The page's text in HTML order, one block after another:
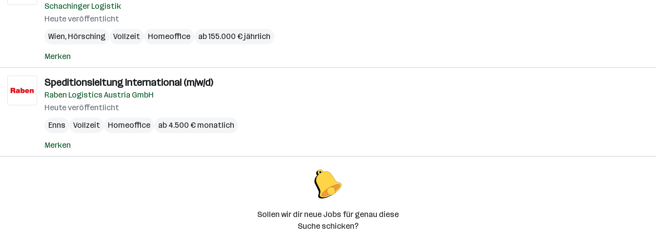
Schachinger Logistik
Heute veröffentlicht
Wien, Hörsching Vollzeit Homeoffice ab 155.000 € jährlich
Merken
Speditionsleitung International (m/w/d)
Raben Logistics Austria GmbH
Heute veröffentlicht
Enns
Vollzeit Homeoffice ab 4.500 € monatlich
Merken
Sollen wir dir neue Jobs für genau diese
Suche schicken?